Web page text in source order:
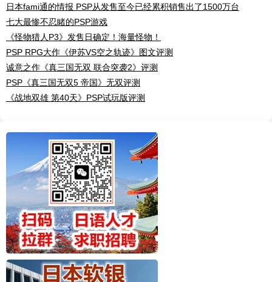
日本fami通的情报 PSP从发售至今已经累积销售出了1500万台
七大最惨不忍睹的PSP游戏
《怪物猎人P3》发售日确定！海量怪物！
PSP RPG大作《伊苏VS空之轨迹》图文评测
诚意之作《真三国无双 联合突袭2》评测
PSP《真三国无双5 帝国》无双评测
《战地双雄 第40天》PSP试玩版评测